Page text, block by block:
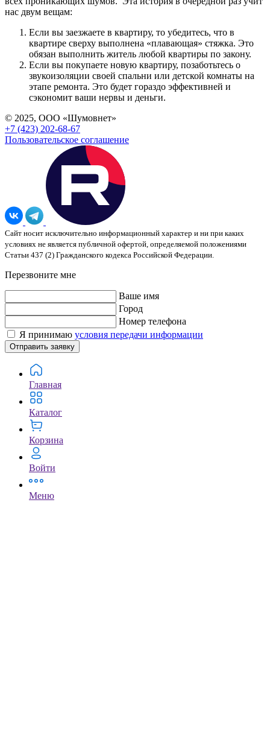
нас двум вещам:
Если вы заезжаете в квартиру, то убедитесь, что в
квартире сверху выполнена «плавающая» стяжка. Это
обязан выполнить житель любой квартиры по закону.
Если вы покупаете новую квартиру, позаботьтесь о
звукоизоляции своей спальни или детской комнаты на
этапе ремонта. Это будет гораздо эффективней и
сэкономит ваши нервы и деньги.
© 2025, ООО «Шумовнет»
+7 (423) 202-68-67
Пользовательское соглашение
Сайт носит исключительно информационный характер и ни при каких
условиях не является публичной офертой, определяемой положениями
Статьи 437 (2) Гражданского кодекса Российской Федерации.
Перезвоните мне
Ваше имя
Город
Номер телефона
Я принимаю условия передачи информации
Отправить заявку
Главная
Каталог
Корзина
Войти
Меню